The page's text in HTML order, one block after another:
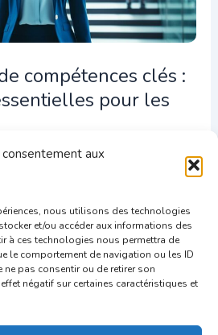
aux
nous utilisons des technologies
et/ou accéder aux informations des
à ces technologies nous permettra de
le comportement de navigation ou les ID
ne pas consentir ou de retirer son
négatif sur certaines caractéristiques et
compétences clés :
pour les
efficaces pour
clés et propulsez le
au sein de votre